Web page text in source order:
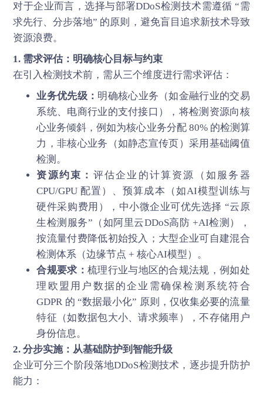
对于企业而言，选择与部署DDoS检测技术需遵循 “需
求先行、分步落地” 的原则，避免盲目追求新技术导致
资源浪费。
1. 需求评估：明确核心目标与约束
在引入检测技术前，需从三个维度进行需求评估：
业务优先级： 明确核心业务（如金融行业的交易
系统、电商行业的支付接口），将检测资源向核
心业务倾斜，例如为核心业务分配 80% 的检测算
力，非核心业务（如静态宣传页）采用基础阈值
检测。
资源约束： 评估企业的计算资源（如服务器
CPU/GPU 配置）、预算成本（如AI模型训练与
硬件采购费用），中小微企业可优先选择 “云原
生检测服务”（如阿里云DDoS高防 +AI检测），
按流量付费降低初始投入；大型企业可自建混合
检测体系（边缘节点 + 核心AI模型）。
合规要求： 梳理行业与地区的合规法规，例如处
理欧盟用户数据的企业需确保检测系统符合
GDPR 的 “数据最小化” 原则，仅收集必要的流量
特征（如数据包大小、请求频率），不存储用户
身份信息。
2. 分步实施：从基础防护到智能升级
企业可分三个阶段落地DDoS检测技术，逐步提升防护
能力：